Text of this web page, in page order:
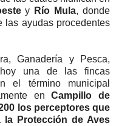
y Río Mula, donde
las ayudas procedentes
Ganadería y Pesca,
una de las fincas
el término municipal
enCampillo de
los perceptores que
la Protección de Aves